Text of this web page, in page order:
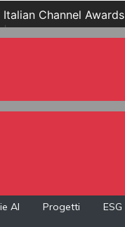
Italian Channel Awards
| ...
AI Progetti ESG